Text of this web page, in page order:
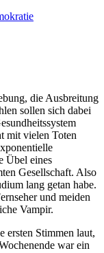
die Ausbreitung
sollen sich dabei
mit vielen Toten
Übel eines
Gesellschaft. Also
lang getan habe.
und meiden
Vampir.
ersten Stimmen laut,
war ein